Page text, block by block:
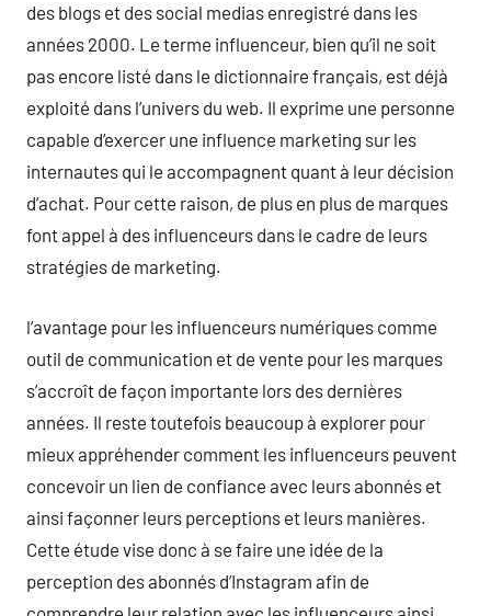
des blogs et des social medias enregistré dans les
années 2000. Le terme influenceur, bien qu’il ne soit
pas encore listé dans le dictionnaire français, est déjà
exploité dans l’univers du web. Il exprime une personne
capable d’exercer une influence marketing sur les
internautes qui le accompagnent quant à leur décision
d’achat. Pour cette raison, de plus en plus de marques
font appel à des influenceurs dans le cadre de leurs
stratégies de marketing.
l’avantage pour les influenceurs numériques comme
outil de communication et de vente pour les marques
s’accroît de façon importante lors des dernières
années. Il reste toutefois beaucoup à explorer pour
mieux appréhender comment les influenceurs peuvent
concevoir un lien de confiance avec leurs abonnés et
ainsi façonner leurs perceptions et leurs manières.
Cette étude vise donc à se faire une idée de la
perception des abonnés d’Instagram afin de